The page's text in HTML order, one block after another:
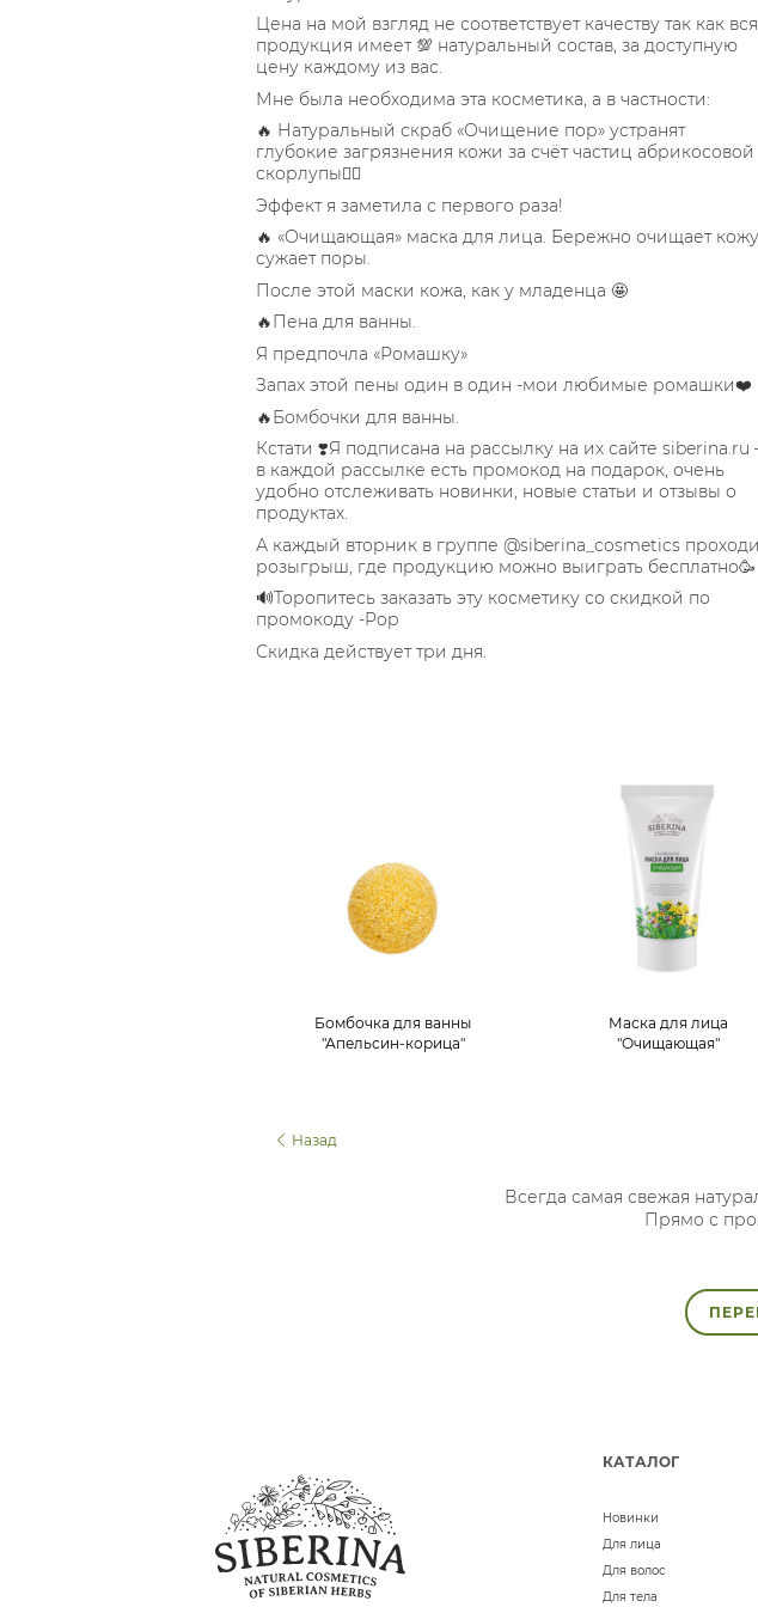
Цена на мой взгляд не соответствует качеству так как вся
продукция имеет 💯 натуральный состав, за доступную
цену каждому из вас.
Мне была необходима эта косметика, а в частности:
🔥 Натуральный скраб «Очищение пор» устранят
глубокие загрязнения кожи за счёт частиц абрикосовой
скорлупы👍🏻
Эффект я заметила с первого раза!
🔥 «Очищающая» маска для лица. Бережно очищает
сужает поры.
После этой маски кожа, как у младенца 🤩
🔥Пена для ванны.
Я предпочла «Ромашку»
Запах этой пены один в один -мои любимые ромашки❤️
🔥Бомбочки для ванны.
Кстати ❣️Я подписана на рассылку на их сайте siberina.ru
в каждой рассылке есть промокод на подарок, очень
удобно отслеживать новинки, новые статьи и отзывы о
продуктах.
А каждый вторник в группе @siberina_cosmetics
розыгрыш, где продукцию можно выиграть бесплатно🥳
🔊Торопитесь заказать эту косметику со скидкой по
промокоду -Pop
Скидка действует три дня.
Бомбочка для ванны
"Апельсин-корица"
Маска для лица
"Очищающая"
Назад
Всегда самая свежая
Прямо с
КАТАЛОГ
Новинки
Для лица
Для волос
Для тела